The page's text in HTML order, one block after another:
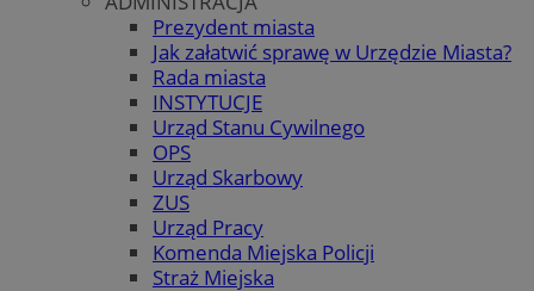
Prezydent miasta
Jak załatwić sprawę w Urzędzie Miasta?
Rada miasta
INSTYTUCJE
Urząd Stanu Cywilnego
OPS
Urząd Skarbowy
ZUS
Urząd Pracy
Komenda Miejska Policji
Straż Miejska